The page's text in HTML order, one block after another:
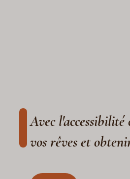
Avec
vos rêves et